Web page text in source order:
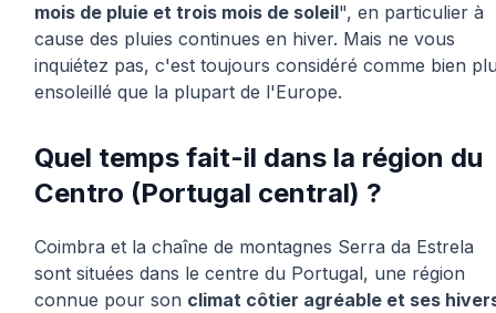
mois de pluie et trois mois de soleil", en particulier à
cause des pluies continues en hiver. Mais ne vous
inquiétez pas, c'est toujours considéré comme bien
ensoleillé que la plupart de l'Europe.
Quel temps fait-il dans la région du
Centro (Portugal central) ?
Coimbra et la chaîne de montagnes Serra da Estrela
sont situées dans le centre du Portugal, une région
connue pour son climat côtier agréable et ses